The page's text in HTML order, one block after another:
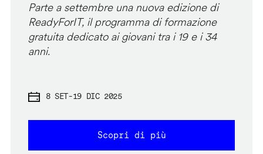
Parte a settembre una nuova edizione di
ReadyForIT, il programma di formazione
gratuita dedicato ai giovani tra i 19 e i 34
anni.
8 SET-19 DIC 2025
Scopri di più